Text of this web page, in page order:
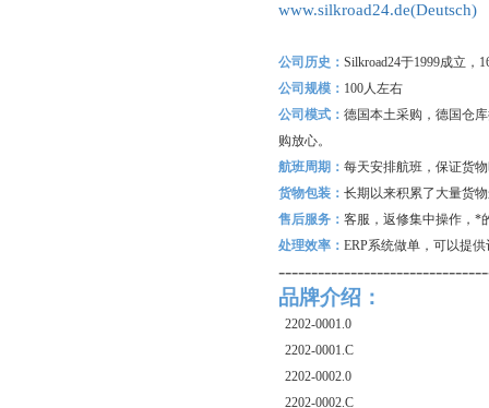
www.silkroad24.de(Deutsch)
公司历史： Silkroad24于1999成立，
公司规模： 100人左右
公司模式： 德国本土采购，德国仓
购放心。
航班周期： 每天安排航班，保证货
货物包装： 长期以来积累了大量货
售后服务： 客服，返修集中操作，*
处理效率： ERP系统做单，可以提
品牌介绍：
2202-0001.0
2202-0001.C
2202-0002.0
2202-0002.C